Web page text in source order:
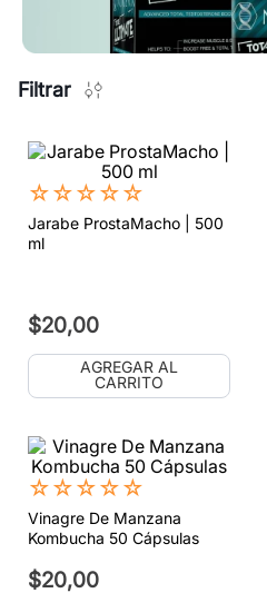
Filtrar
☆☆☆☆☆
Jarabe ProstaMacho | 500
ml
$20,00
AGREGAR AL
CARRITO
☆☆☆☆☆
Vinagre De Manzana
Kombucha 50 Cápsulas
$20,00